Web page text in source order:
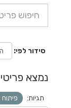
סידור לפי
נמצא
תגיות: פיתוח